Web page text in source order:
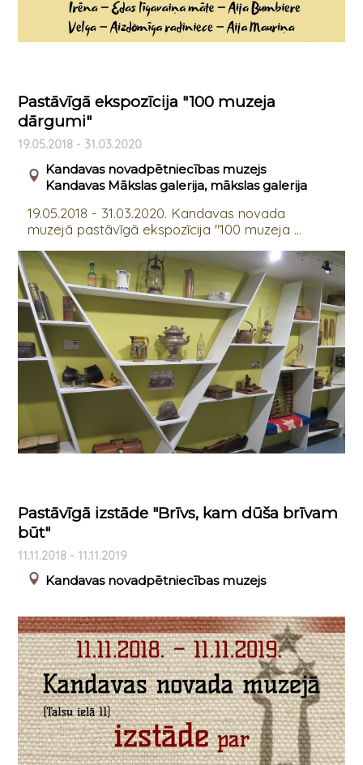
Pastāvīgā ekspozīcija "100 muzeja
dārgumi"
19.05.2018 - 31.03.2020
Kandavas novadpētniecības muzejs
Kandavas Mākslas galerija, mākslas galerija
19.05.2018 - 31.03.2020. Kandavas novada
muzejā pastāvīgā ekspozīcija "100 muzeja ...
Pastāvīgā izstāde "Brīvs, kam dūša brīvam
būt"
11.11.2018 - 11.11.2019
Kandavas novadpētniecības muzejs